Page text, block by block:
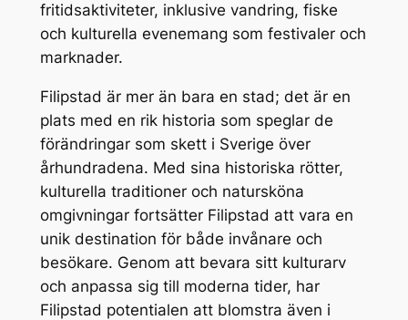
fritidsaktiviteter, inklusive vandring, fiske
och kulturella evenemang som festivaler och
marknader.
Filipstad är mer än bara en stad; det är en
plats med en rik historia som speglar de
förändringar som skett i Sverige över
århundradena. Med sina historiska rötter,
kulturella traditioner och natursköna
omgivningar fortsätter Filipstad att vara en
unik destination för både invånare och
besökare. Genom att bevara sitt kulturarv
och anpassa sig till moderna tider, har
Filipstad potentialen att blomstra även i